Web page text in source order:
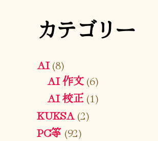
カテゴリー
AI(8)
AI 作文(6)
AI 校正(1)
KUKSA(2)
PC等 (92)